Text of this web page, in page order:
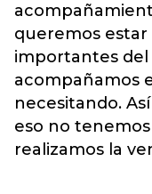
queremos estar
importantes del
acompañamos
necesitando.
eso no
realizamos la